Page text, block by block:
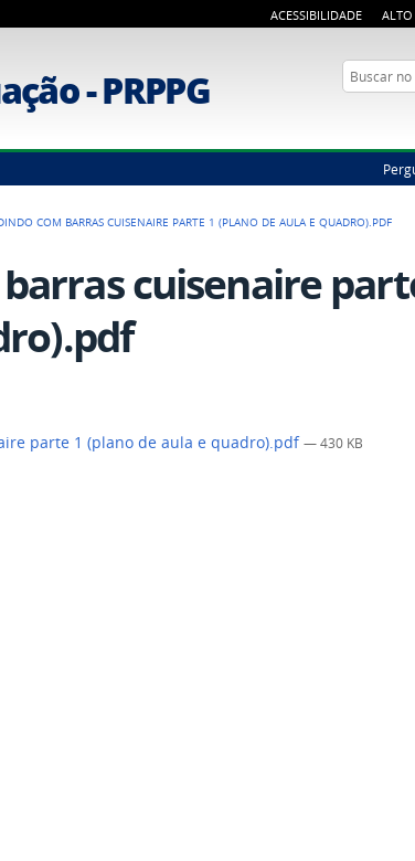
ACESSIBILIDADE ALTO
- PRPPG Busca
COM BARRAS CUISENAIRE PARTE 1 (PLANO DE AULA E QUADRO).PDF
cuisenaire
parte 1 (plano de aula e quadro).pdf— 430 KB